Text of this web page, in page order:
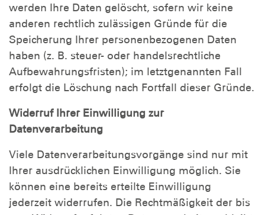
werden Ihre Daten gelöscht, sofern wir keine
anderen rechtlich zulässigen Gründe für die
Speicherung Ihrer personenbezogenen Daten
haben (z. B. steuer- oder handelsrechtliche
Aufbewahrungsfristen); im letztgenannten Fall
erfolgt die Löschung nach Fortfall dieser Gründe.
Widerruf Ihrer Einwilligung zur
Datenverarbeitung
Viele Datenverarbeitungsvorgänge sind nur mit
Ihrer ausdrücklichen Einwilligung möglich. Sie
können eine bereits erteilte Einwilligung
jederzeit widerrufen. Die Rechtmäßigkeit der bis